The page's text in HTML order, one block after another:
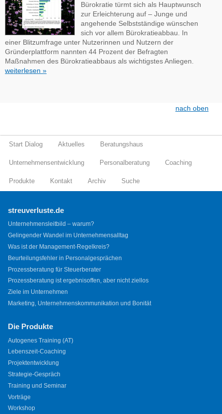
Bürokratie türmt sich als Hauptwunsch
zur Erleichterung auf – Junge und
angehende Selbstständige wünschen
sich vor allem Bürokratieabbau. In
einer Blitzumfrage unter Nutzerinnen und Nutzern der
Gründerplattform nannten 44 Prozent der Befragten
Maßnahmen des Bürokratieabbaus als wichtigstes Anliegen.
weiterlesen »
nach oben
Start Dialog Aktuelles Beratungshaus
Unternehmensentwicklung Personalberatung Coaching
Produkte Kontakt Archiv Suche
streuverluste.de
Unternehmensleitbild – warum?
Gelingender Wandel im Unternehmensalltag
Was ist der Management-Regelkreis?
Beurteilungsfehler in Personalgesprächen
Prozessberatung für Steuerberater
Prozessberatung ist ergebnisoffen, aber nicht ziellos
Ziele im Unternehmen
Marketing, Unternehmenskommunikation und Bonität
Die Produkte
Autogenes Training (AT)
Lebenszeit-Coaching
Projektentwicklung
Strategie-Gespräch
Training und Seminar
Vorträge
Workshop